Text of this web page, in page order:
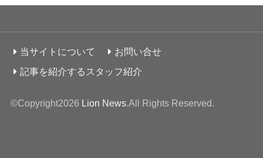
当サイトについて
お問い合せ
記事を紹介するスタッフ紹介
©Copyright2026 Lion News.All Rights Reserved.